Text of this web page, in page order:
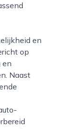
op
en
Naast